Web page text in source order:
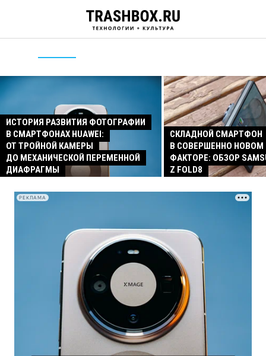
ИСТОРИЯ РАЗВИТИЯ ФОТОГРАФИИ
В СМАРТФОНАХ HUAWEI:
ОТ ТРОЙНОЙ КАМЕРЫ
ДО МЕХАНИЧЕСКОЙ ПЕРЕМЕННОЙ
ДИАФРАГМЫ
СКЛАДНОЙ СМАРТФОН
В СОВЕРШЕННО
ФАКТОРЕ: ОБЗОР
Z FOLD8
РЕКЛАМА